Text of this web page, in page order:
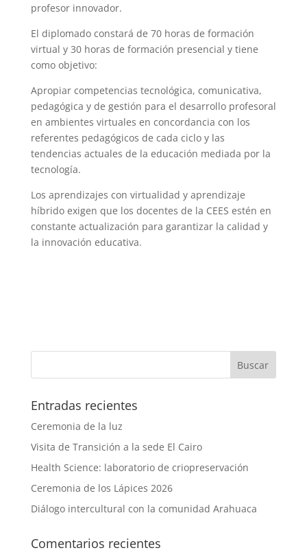
profesor innovador.
El diplomado constará de 70 horas de formación
virtual y 30 horas de formación presencial y tiene
como objetivo:
Apropiar competencias tecnológica, comunicativa,
pedagógica y de gestión para el desarrollo profesoral
en ambientes virtuales en concordancia con los
referentes pedagógicos de cada ciclo y las
tendencias actuales de la educación mediada por la
tecnología.
Los aprendizajes con virtualidad y aprendizaje
híbrido exigen que los docentes de la CEES estén en
constante actualización para garantizar la calidad y
la innovación educativa.
Entradas recientes
Ceremonia de la luz
Visita de Transición a la sede El Cairo
Health Science: laboratorio de criopreservación
Ceremonia de los Lápices 2026
Diálogo intercultural con la comunidad Arahuaca
Comentarios recientes